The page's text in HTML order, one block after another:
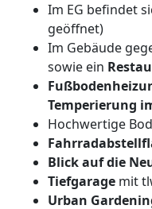
Im EG befindet
geöffnet)
Im Gebäude
sowie ein
Temperierung
Hochwertige
Blick auf die
Tiefgarage mit
Urban